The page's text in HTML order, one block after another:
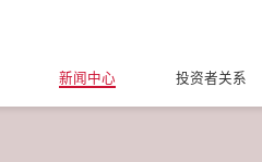
新闻中心 投资者关系